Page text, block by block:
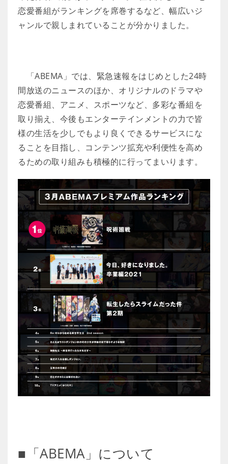
恋愛番組がランキングを席巻するなど、幅広いジ
ャンルで親しまれていることが分かりました。
「ABEMA」では、緊急速報をはじめとした24時
間放送のニュースのほか、オリジナルのドラマや
恋愛番組、アニメ、スポーツなど、多彩な番組を
取り揃え、今後もエンターテインメントの力で皆
様の生活を少しでもより良くできるサービスにな
ることを目指し、コンテンツ拡充や利便性を高め
るための取り組みも積極的に行ってまいります。
■「ABEMA」について